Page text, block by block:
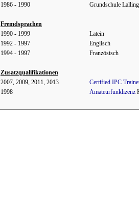
1986 - 1990
Grundschule Lalling
Fremdsprachen
1990 - 1999
Latein
1992 - 1997
Englisch
1994 - 1997
Französisch
Zusatzqualifikationen
2007, 2009, 2011, 2013
Certified IPC
1998
Amateurfunklizenz